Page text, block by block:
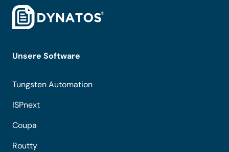
Unsere Software
Tungsten Automation
ISPnext
Coupa
Routty